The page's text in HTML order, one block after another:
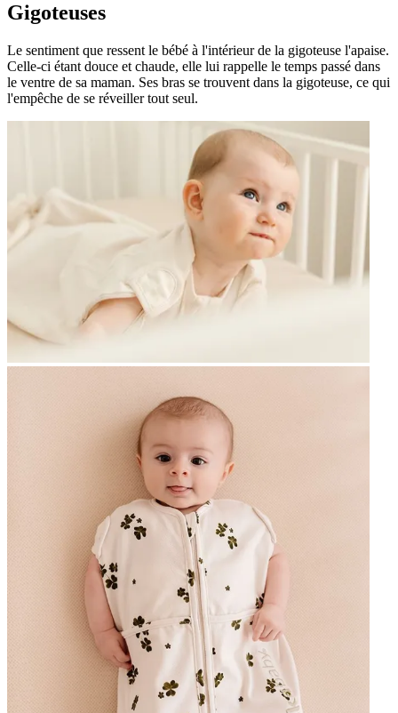
Gigoteuses
Le sentiment que ressent le bébé à l'intérieur de la gigoteuse l'apaise.
Celle-ci étant douce et chaude, elle lui rappelle le temps passé dans
le ventre de sa maman. Ses bras se trouvent dans la gigoteuse, ce qui
l'empêche de se réveiller tout seul.